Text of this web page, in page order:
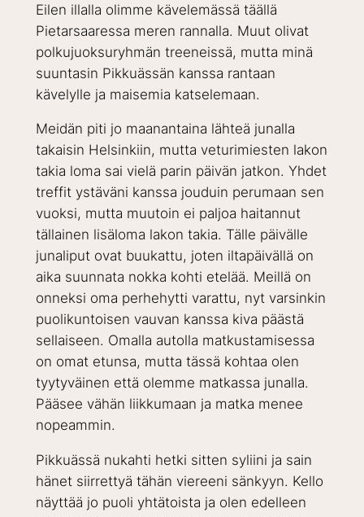
Eilen illalla olimme kävelemässä täällä
Pietarsaaressa meren rannalla. Muut olivat
polkujuoksuryhmän treeneissä, mutta minä
suuntasin Pikkuässän kanssa rantaan
kävelylle ja maisemia katselemaan.
Meidän piti jo maanantaina lähteä junalla
takaisin Helsinkiin, mutta veturimiesten lakon
takia loma sai vielä parin päivän jatkon. Yhdet
treffit ystäväni kanssa jouduin perumaan sen
vuoksi, mutta muutoin ei paljoa haitannut
tällainen lisäloma lakon takia. Tälle päivälle
junaliput ovat buukattu, joten iltapäivällä on
aika suunnata nokka kohti etelää. Meillä on
onneksi oma perhehytti varattu, nyt varsinkin
puolikuntoisen vauvan kanssa kiva päästä
sellaiseen. Omalla autolla matkustamisessa
on omat etunsa, mutta tässä kohtaa olen
tyytyväinen että olemme matkassa junalla.
Pääsee vähän liikkumaan ja matka menee
nopeammin.
Pikkuässä nukahti hetki sitten syliini ja sain
hänet siirrettyä tähän viereeni sänkyyn. Kello
näyttää jo puoli yhtätoista ja olen edelleen